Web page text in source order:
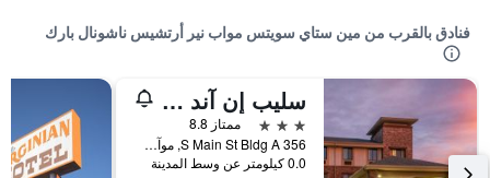
فنادق بالقرب من مين ستاي سويتس مواب نير أرتشيس ناشونال بارك
سليب إن آند سويتس مواب نير أرتشيس ناشونال بارك
3 نجوم
ممتاز 8.8
356 S Main St Bldg A, موآب, UT, الولايات المتحدة الأميريكية
0.0 كيلومتر عن وسط المدينة